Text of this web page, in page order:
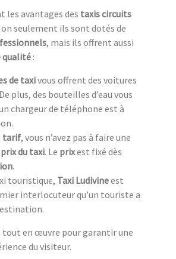
les avantages des taxis circuits
seulement ils sont dotés de
, mais ils offrent aussi
qualité :
de taxivous offrent des voitures
plus, des bouteilles d’eau vous
chargeur de téléphone est à
tarif, vous n’avez pas à faire une
du taxi. Le prixest fixé dès
.
touristique, Taxi Ludivineest
interlocuteur qu’un touriste a
en œuvre pour garantir une
du visiteur.